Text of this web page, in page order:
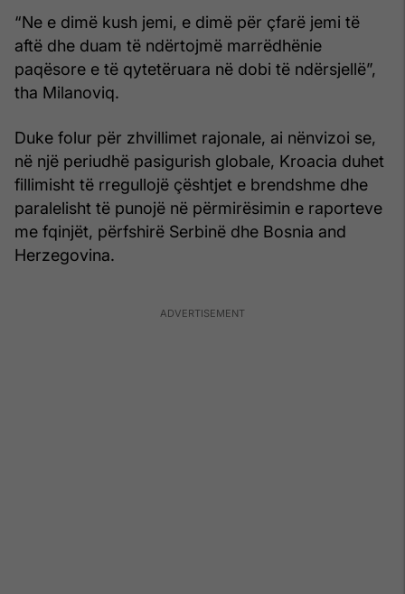
“Ne e dimë kush jemi, e dimë për çfarë jemi të
aftë dhe duam të ndërtojmë marrëdhënie
paqësore e të qytetëruara në dobi të ndërsjellë”,
tha Milanoviq.
Duke folur për zhvillimet rajonale, ai nënvizoi se,
në një periudhë pasigurish globale, Kroacia duhet
fillimisht të rregullojë çështjet e brendshme dhe
paralelisht të punojë në përmirësimin e raporteve
me fqinjët, përfshirë Serbinë dhe Bosnia and
Herzegovina.